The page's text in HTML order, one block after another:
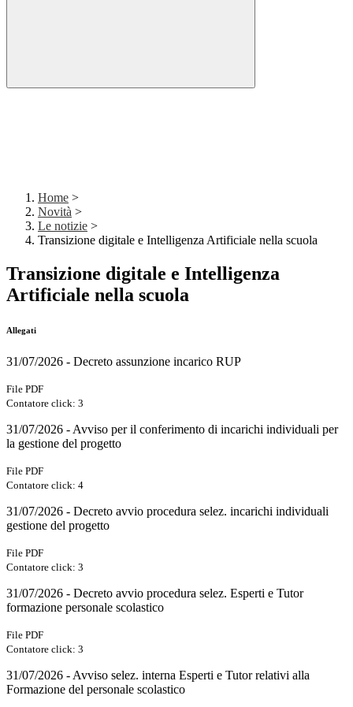
Home >
Novità >
Le notizie >
Transizione digitale e Intelligenza Artificiale nella scuola
Transizione digitale e Intelligenza
Artificiale nella scuola
Allegati
31/07/2026 - Decreto assunzione incarico RUP
File PDF
Contatore click: 3
31/07/2026 - Avviso per il conferimento di incarichi individuali per
la gestione del progetto
File PDF
Contatore click: 4
31/07/2026 - Decreto avvio procedura selez. incarichi individuali
gestione del progetto
File PDF
Contatore click: 3
31/07/2026 - Decreto avvio procedura selez. Esperti e Tutor
formazione personale scolastico
File PDF
Contatore click: 3
31/07/2026 - Avviso selez. interna Esperti e Tutor relativi alla
Formazione del personale scolastico